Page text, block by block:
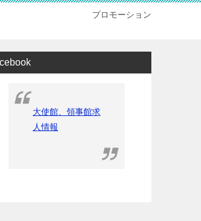
プロモーション
大使館、領事館求
人情報